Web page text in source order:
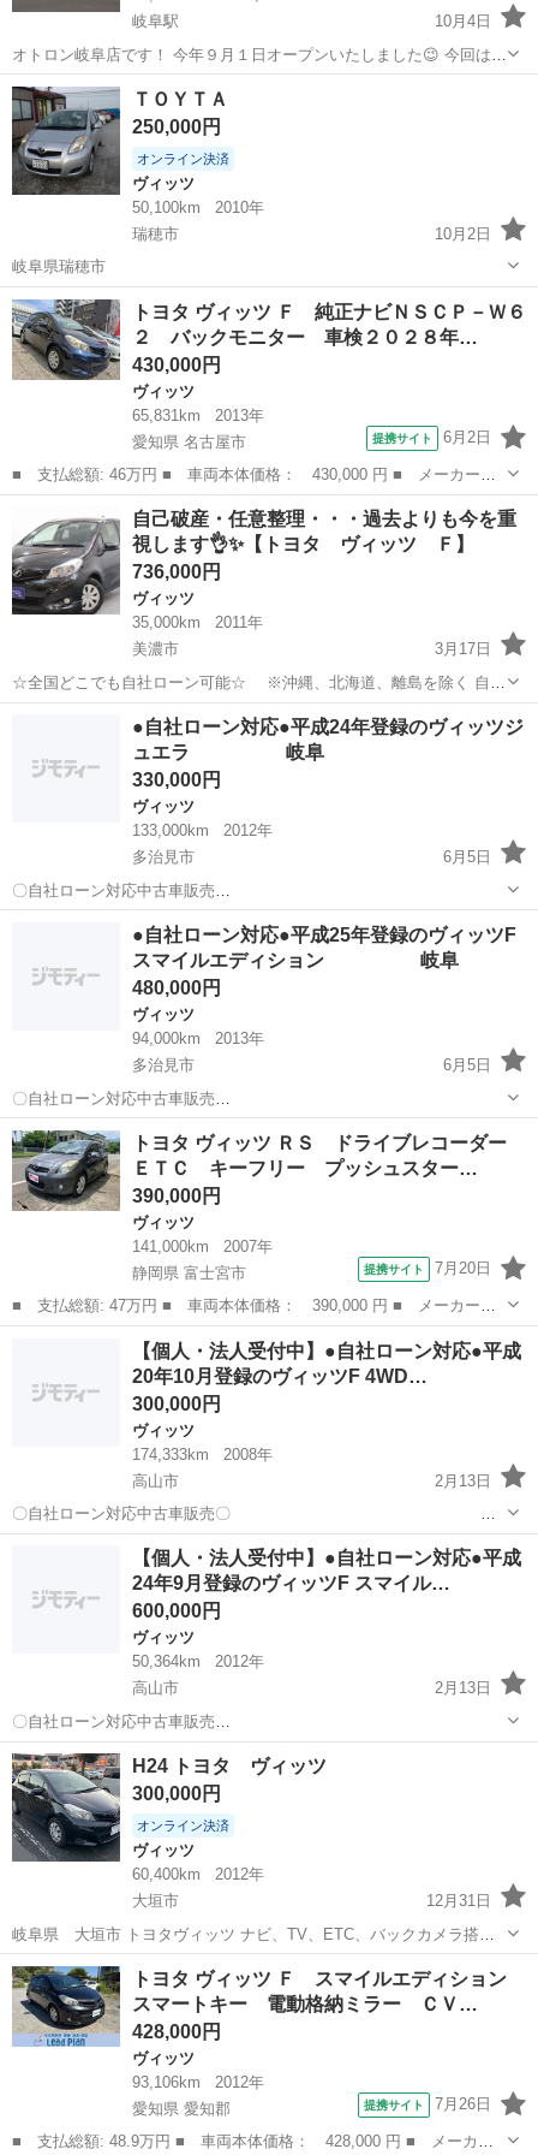
岐阜駅
10月4日
オトロン岐阜店です！ 今年９月１日オープンいたしました😉 今回はト
ヨタ ヴィッツをご紹介します🎶 気になった方は問い合わせください
ませ❗️❗️ お支払いの滞納や過去の破産歴など様々な理由でオートロ...
岐阜 岐阜市
ＴＯＹＴＡ
250,000円
オンライン決済
ヴィッツ
50,100km
2010年
瑞穂市
10月2日
岐阜県瑞穂市
岐阜 瑞穂市 ヴィッツ
トヨタ ヴィッツ Ｆ 純正ナビＮＳＣＰ－Ｗ６
２ バックモニター 車検２０２８年…
430,000円
ヴィッツ
65,831km
2013年
愛知県 名古屋市
提携サイト 6月2日
■ 支払総額: 46万円 ■ 車両本体価格： 430,000 円 ■ メーカー
名： トヨタ ■ 車種名： ヴィッツ ■ グレード名： Ｆ 純正ナ
ビＮＳＣＰ－Ｗ６２ バックモニター 車検２０２８年３月 衝突安
全ボディ Ｗエア...
名古屋市 ヴィッツ
自己破産・任意整理・・・過去よりも今を重
視します👌✨【トヨタ ヴィッツ Ｆ】
736,000円
ヴィッツ
35,000km
2011年
美濃市
3月17日
☆全国どこでも自社ローン可能☆ ※沖縄、北海道、離島を除く 自己
破産、債務整理の経験あり… 転職したばかり…自営業… 頭金一括の準
店！...
ヴィッツ オトロン
●自社ローン対応●平成24年登録のヴィッツジ
ュエラ 岐阜
330,000円
ヴィッツ
133,000km
2012年
多治見市
6月5日
〇自社ローン対応中古車販売
〇 ☆どなたでもロ
ーン対応可能☆ １、勤続年数の短い方や自営業の方
２、パートをされる主婦の方や派遣社員の方 ...
多治見市 ヴィッツ 車両
●自社ローン対応●平成25年登録のヴィッツF
スマイルエディション 岐阜
480,000円
ヴィッツ
94,000km
2013年
多治見市
6月5日
〇自社ローン対応中古車販売
〇 ☆どなたでもロー
ン対応可能☆ １、勤続年数の短い方や自営業の方
２、パートをされる主婦の方や派遣社員の方 ...
岐阜 多治見市 ヴィッツ
トヨタ ヴィッツ ＲＳ ドライブレコーダー
ＥＴＣ キーフリー プッシュスター…
390,000円
ヴィッツ
141,000km
2007年
静岡県 富士宮市
提携サイト 7月20日
■ 支払総額: 47万円 ■ 車両本体価格： 390,000 円 ■ メーカー
名： トヨタ ■ 車種名： ヴィッツ ■ グレード名： ＲＳ ドラ
イブレコーダー ＥＴＣ キーフリー プッシュスタート 純正アル
ミ ■ 排気量：...
富士宮市 ヴィッツ
【個人・法人受付中】●自社ローン対応●平成
20年10月登録のヴィッツF 4WD…
300,000円
ヴィッツ
174,333km
2008年
高山市
2月13日
〇自社ローン対応中古車販売〇
☆どなたでもローン対応可能☆ １、勤続年数の短い方
や自営業の方 ２、パートをされる主婦の方や派遣社員の方 ３、自己破
産等をされた方や...
ヴィッツ 車両
【個人・法人受付中】●自社ローン対応●平成
24年9月登録のヴィッツF スマイル…
600,000円
ヴィッツ
50,364km
2012年
高山市
2月13日
〇自社ローン対応中古車販売
〇
☆どなたでもロー
ン対応可能☆ １、勤続年数の短い方や自営業の方 ...
岐阜 高山市 ヴィッツ 車両
H24 トヨタ ヴィッツ
300,000円
オンライン決済
ヴィッツ
60,400km
2012年
大垣市
12月31日
岐阜県 大垣市 トヨタヴィッツ ナビ、TV、ETC、バックカメラ搭載
タイヤ2本は新品に交換しました。 年式：H243月 外装色：黒 型式：
DBA-KSP130 走行距離：60400km(2020年12月31日) 車...
岐阜 大垣市 ヴィッツ
トヨタ ヴィッツ Ｆ スマイルエディション
スマートキー 電動格納ミラー ＣＶ…
428,000円
ヴィッツ
93,106km
2012年
愛知県 愛知郡
提携サイト 7月26日
■ 支払総額: 48.9万円 ■ 車両本体価格： 428,000 円 ■ メーカー